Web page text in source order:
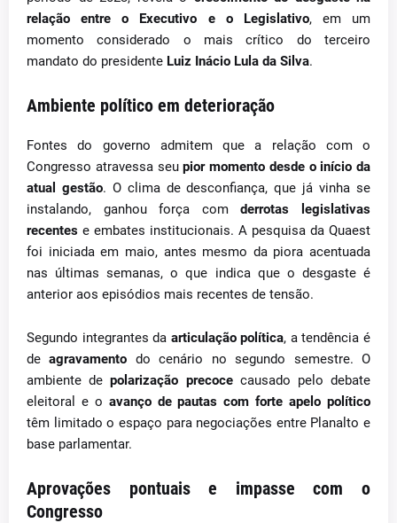
relação entre o Executivo e o Legislativo, em um
momento considerado o mais crítico do terceiro
mandato do presidente Luiz Inácio Lula da Silva.
Ambiente político em deterioração
Fontes do governo admitem que a relação com o
Congresso atravessa seupior momento desde o início da
atual gestão. O clima de desconfiança, que já vinha se
instalando, ganhou força comderrotas legislativas
recentes e embates institucionais. A pesquisa da Quaest
foi iniciada em maio, antes mesmo da piora acentuada
nas últimas semanas, o que indica que o desgaste é
anterior aos episódios mais recentes de tensão.
Segundo integrantes da articulação política, a tendência é
deagravamento do cenário no segundo semestre. O
ambiente depolarização precocecausado pelo debate
eleitoral e o avanço de pautas com forte apelo político
têm limitado o espaço para negociações entre Planalto e
base parlamentar.
Aprovações pontuais e impasse com o
Congresso